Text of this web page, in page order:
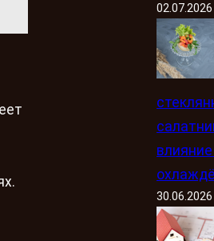
02.07.2026
30.06.2026